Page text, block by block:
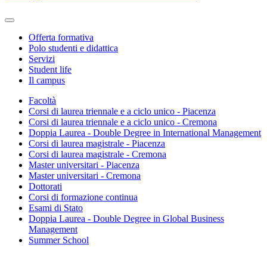
Offerta formativa
Polo studenti e didattica
Servizi
Student life
Il campus
Facoltà
Corsi di laurea triennale e a ciclo unico - Piacenza
Corsi di laurea triennale e a ciclo unico - Cremona
Doppia Laurea - Double Degree in International Management
Corsi di laurea magistrale - Piacenza
Corsi di laurea magistrale - Cremona
Master universitari - Piacenza
Master universitari - Cremona
Dottorati
Corsi di formazione continua
Esami di Stato
Doppia Laurea - Double Degree in Global Business
Management
Summer School